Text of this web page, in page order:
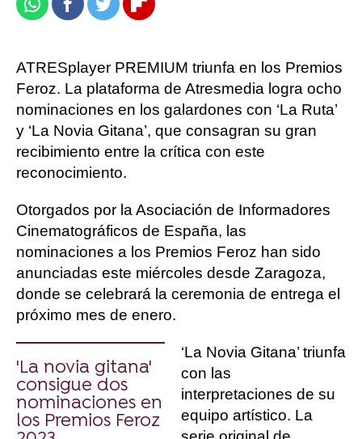
WhatsappFacebook
TwitterFlipboard
ATRESplayer PREMIUM triunfa en los Premios
Feroz. La plataforma de Atresmedia logra ocho
nominaciones en los galardones con ‘La Ruta’
y ‘La Novia Gitana’, que consagran su gran
recibimiento entre la crítica con este
reconocimiento.
Otorgados por la Asociación de Informadores
Cinematográficos de España, las
nominaciones a los Premios Feroz han sido
anunciadas este miércoles desde Zaragoza,
donde se celebrará la ceremonia de entrega el
próximo mes de enero.
'La novia gitana'
consigue dos
nominaciones en
los Premios Feroz
‘La Novia Gitana’ triunfa
con las
interpretaciones de su
equipo artístico. La